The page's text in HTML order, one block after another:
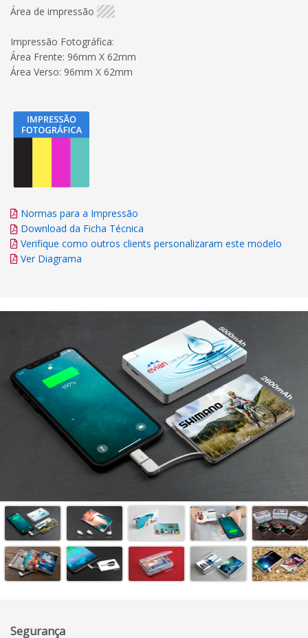
Área de impressão
Impressão Fotográfica:
Área Frente: 96mm X 62mm
Área Verso: 96mm X 62mm
Normas para a Impressão
Download da Ficha Técnica
Verifique como outros clients personalizaram este modelo
Ver Diagrama
Segurança